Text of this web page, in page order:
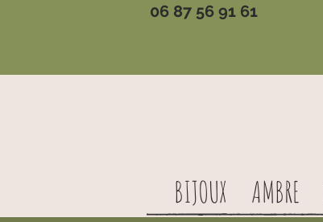
06 87 56 91 61
BIJOUX AMBRE